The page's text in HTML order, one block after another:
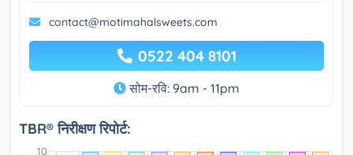
contact@motimahalsweets.com
0522 404 8101
सोम-रवि: 9am - 11pm
TBR® निरीक्षण रिपोर्ट: